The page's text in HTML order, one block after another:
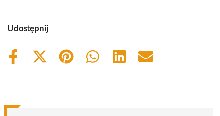
Udostępnij
Share
Share
(Twitter)
Share
Share
Share
Share